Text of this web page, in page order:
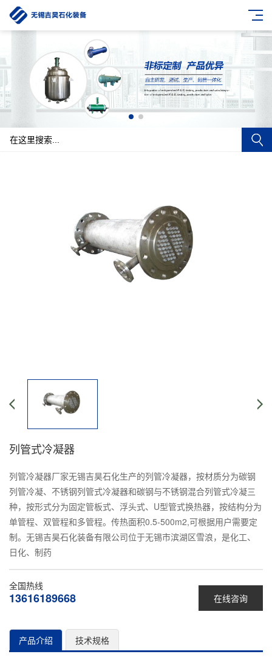
列管式冷凝器
列管冷凝器厂家无锡吉昊石化生产的列管冷凝器，按材质分为碳钢
列管冷凝、不锈钢列管式冷凝器和碳钢与不锈钢混合列管式冷凝三
种，按形式分为固定管板式、浮头式、U型管式换热器，按结构分为
单管程、双管程和多管程。传热面积0.5-500m2,可根据用户需要定
制。无锡吉昊石化装备有限公司位于无锡市滨湖区雪浪，是化工、
日化、制药
在线咨询
全国热线
13616189668
产品介绍 技术规格